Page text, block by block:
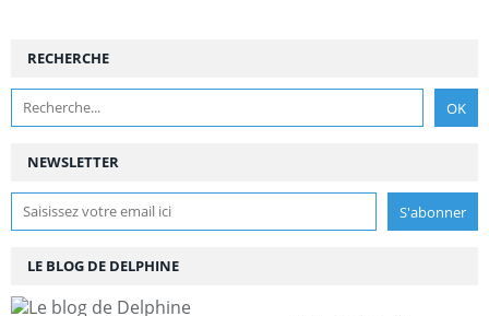
NEWSLETTER
RECHERCHE
LE BLOG DE DELPHINE